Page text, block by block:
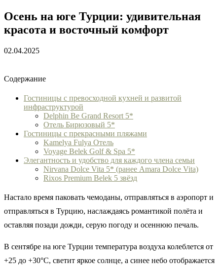
Осень на юге Турции: удивительная
красота и восточный комфорт
02.04.2025
Содержание
Гостиницы с превосходной кухней и развитой
инфраструктурой
Delphin Be Grand Resort 5*
Отель Бирюзовый 5*
Гостиницы с прекрасными пляжами
Kamelya Fulya Отель
Voyage Belek Golf & Spa 5*
Элегантность и удобство для каждого члена семьи
Nirvana Dolce Vita 5* (ранее Amara Dolce Vita)
Rixos Premium Belek 5 звёзд
Настало время паковать чемоданы, отправляться в аэропорт и
отправляться в Турцию, наслаждаясь романтикой полёта и
оставляя позади дожди, серую погоду и осеннюю печаль.
В сентябре на юге Турции температура воздуха колеблется от
+25 до +30°C, светит яркое солнце, а синее небо отображается